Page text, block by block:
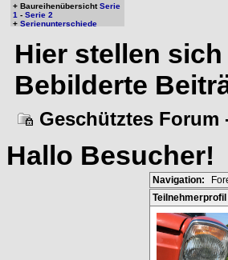
+ BaureihenübersichtSerie
1 - Serie 2
+ Serienunterschiede
Hier stellen
Bebilderte
Geschütztes
Hallo Besucher!
Navigation: